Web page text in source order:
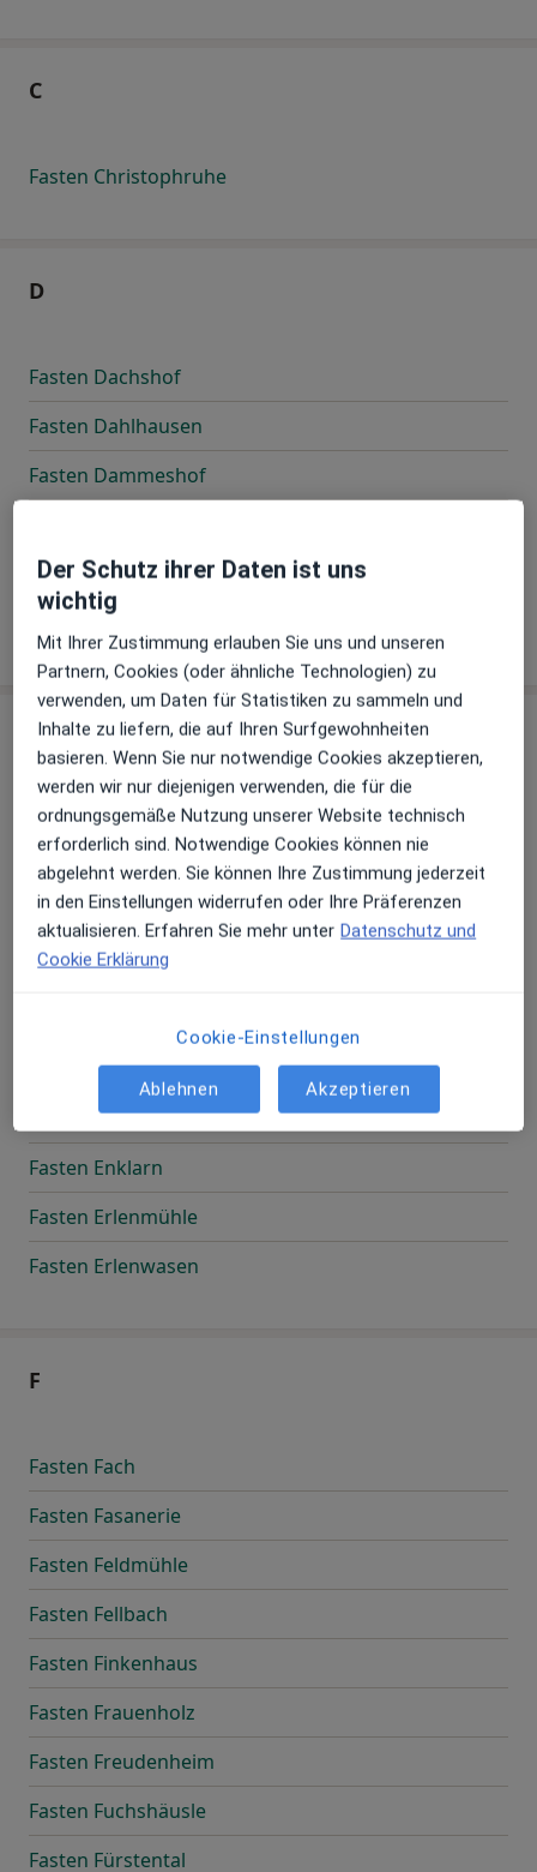
C
Fasten Christophruhe
D
Fasten Dachshof
Fasten Dahlhausen
Fasten Dammeshof
Fasten Dornhecken
Fasten Dürach
E
Fasten Ebenheiderhof
Fasten Ebenwies
Fasten Ebersteinerhof
Fasten Eckhütt
Fasten Eibenhof
Fasten Elbrechting
Fasten Enklarn
Fasten Erlenmühle
Fasten Erlenwasen
F
Fasten Fach
Fasten Fasanerie
Fasten Feldmühle
Fasten Fellbach
Fasten Finkenhaus
Fasten Frauenholz
Fasten Freudenheim
Fasten Fuchshäusle
Fasten Fürstental
Der Schutz ihrer Daten ist uns
wichtig
Mit Ihrer Zustimmung erlauben Sie uns und unseren
Partnern, Cookies (oder ähnliche Technologien) zu
verwenden, um Daten für Statistiken zu sammeln und
Inhalte zu liefern, die auf Ihren Surfgewohnheiten
basieren. Wenn Sie nur notwendige Cookies akzeptieren,
werden wir nur diejenigen verwenden, die für die
ordnungsgemäße Nutzung unserer Website technisch
erforderlich sind. Notwendige Cookies können nie
abgelehnt werden. Sie können Ihre Zustimmung jederzeit
in den Einstellungen widerrufen oder Ihre Präferenzen
aktualisieren. Erfahren Sie mehr unter Datenschutz und
Cookie Erklärung
Cookie-Einstellungen
Ablehnen Akzeptieren